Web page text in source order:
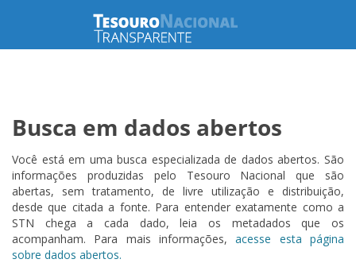
Busca em dados abertos
Você está em uma busca especializada de dados abertos. São
informações produzidas pelo Tesouro Nacional que são
abertas, sem tratamento, de livre utilização e distribuição,
desde que citada a fonte. Para entender exatamente como a
STN chega a cada dado, leia os metadados que os
acompanham. Para mais informações,acesse esta página
sobre dados abertos.